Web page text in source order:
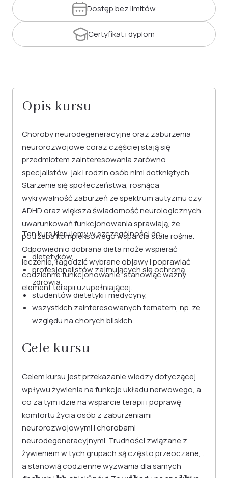
Dostępbez limitów
Certyfikati dyplom
Opis kursu
Choroby neurodegeneracyjne oraz zaburzenia
neurorozwojowe coraz częściej stają się
przedmiotem zainteresowania zarówno
specjalistów, jak i rodzin osób nimi dotkniętych.
Starzenie się społeczeństwa, rosnąca
wykrywalność zaburzeń ze spektrum autyzmu czy
ADHD oraz większa świadomość neurologicznych
uwarunkowań funkcjonowania sprawiają, że
potrzeba kompleksowego wsparcia stale rośnie.
Odpowiednio dobrana dieta może wspierać
leczenie, łagodzić wybrane objawy i poprawiać
codzienne funkcjonowanie, stanowiąc ważny
element terapii uzupełniającej.
Ten kurs kierujemy w szczególności do:
dietetyków,
profesjonalistów zajmujących się ochroną
zdrowia,
studentów dietetyki i medycyny,
wszystkich zainteresowanych tematem, np. ze
względu na chorych bliskich.
Cele kursu
Celem kursu jest przekazanie wiedzy dotyczącej
wpływu żywienia na funkcje układu nerwowego, a
co za tym idzie na wsparcie terapii i poprawę
komfortu życia osób z zaburzeniami
neurorozwojowymi i chorobami
neurodegeneracyjnymi. Trudności związane z
żywieniem w tych grupach są często przeoczane,
a stanowią codzienne wyzwania dla samych